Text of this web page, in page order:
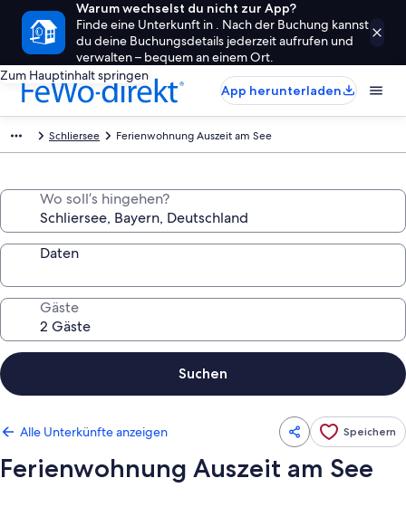
Warum wechselst du nicht zur App?
Finde eine Unterkunft in . Nach der Buchung kannst
du deine Buchungsdetails jederzeit aufrufen und
verwalten – bequem an einem Ort.
Zum Hauptinhalt springen
App herunterladen
Schliersee Ferienwohnung Auszeit am See
Wo soll’s hingehen?
Daten
Gäste
Suchen
Alle Unterkünfte anzeigen Speichern
Ferienwohnung Auszeit am See